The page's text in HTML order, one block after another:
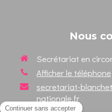
Nous
Secrétariat en
Afficher le téléphone
secretariat-
nationale.fr